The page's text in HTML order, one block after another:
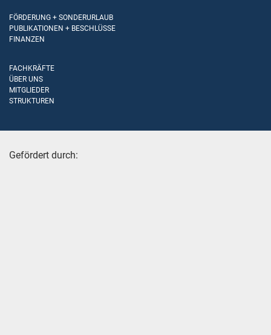
FÖRDERUNG + SONDERURLAUB
PUBLIKATIONEN + BESCHLÜSSE
FINANZEN
FACHKRÄFTE
ÜBER UNS
MITGLIEDER
STRUKTUREN
Gefördert durch: